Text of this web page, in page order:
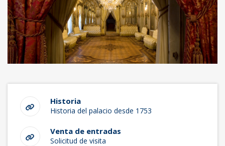
Historia
Historia del palacio desde 1753
Venta de entradas
Solicitud de visita